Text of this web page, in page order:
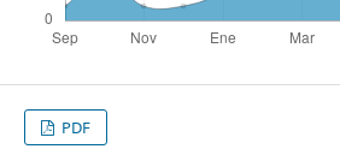
PDF